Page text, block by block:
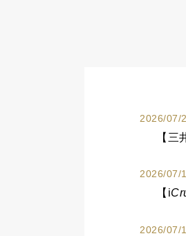
2026/07/
【
2026/07/
【 i
2026/07/